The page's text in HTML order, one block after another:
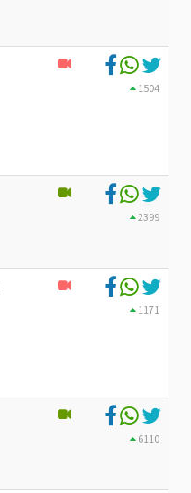
1504
2399
1171
6110